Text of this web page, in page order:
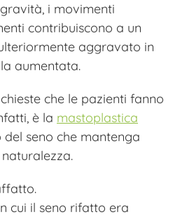
i movimenti
contribuiscono a un
aggravato in
aumentata.
che le pazienti fanno
è la mastoplastica
del seno che mantenga
cui il seno rifatto era